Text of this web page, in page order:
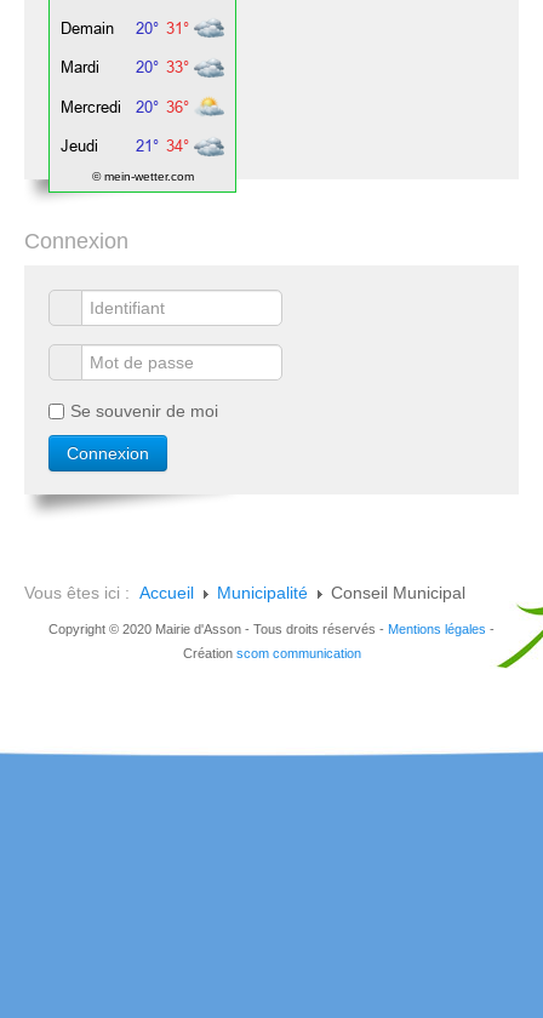
© mein-wetter.com
Connexion
Se souvenir de moi
Vous êtes ici : Accueil Municipalité Conseil Municipal
Copyright © 2020 Mairie d'Asson - Tous droits réservés - Mentions légales -
Création scom communication